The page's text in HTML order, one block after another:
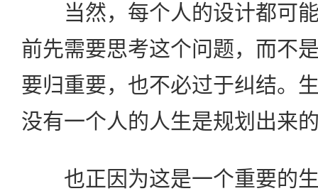
当然，每个人的设计都可能
前先需要思考这个问题，而不
要归重要，也不必过于纠结。
没有一个人的人生是规划出来
也正因为这是一个重要的生